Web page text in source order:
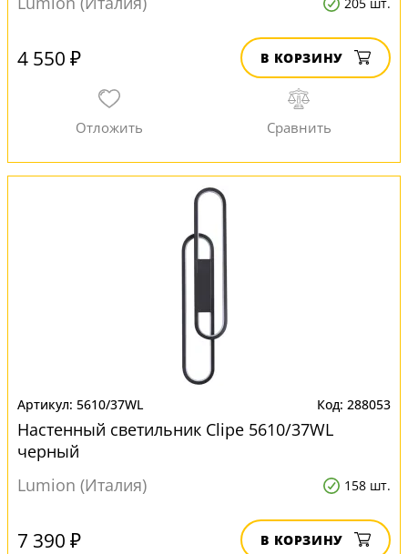
4 550 ₽ В КОРЗИНУ
5610/37WL 288053
Настенный светильник Clipe 5610/37WL
черный
Lumion (Италия)
158 шт.
7 390 ₽ В КОРЗИНУ